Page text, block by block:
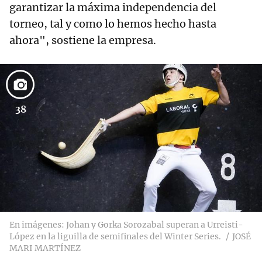
garantizar la máxima independencia del
torneo, tal y como lo hemos hecho hasta
ahora", sostiene la empresa.
38
En imágenes: Johan y Gorka Sorozabal superan a Urreisti-
López en la liguilla de semifinales del Winter Series.
JOSÉ
MARI MARTÍNEZ